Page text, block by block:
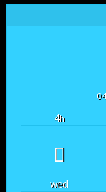
4h
wed